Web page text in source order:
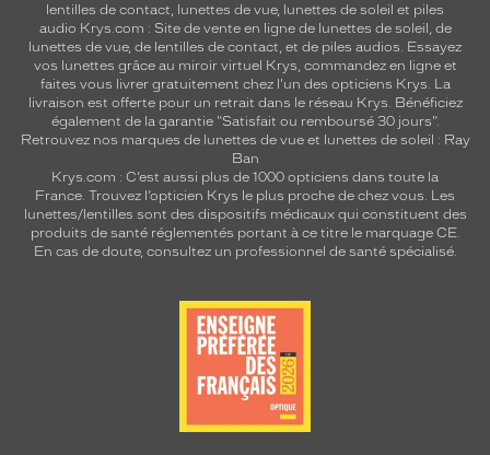
lentilles de contact, lunettes de vue, lunettes de soleil et piles
audio Krys.com : Site de vente en ligne de lunettes de soleil, de
lunettes de vue, de lentilles de contact, et de piles audios. Essayez
vos lunettes grâce au miroir virtuel Krys, commandez en ligne et
faites vous livrer gratuitement chez l'un des opticiens Krys. La
livraison est offerte pour un retrait dans le réseau Krys. Bénéficiez
également de la garantie "Satisfait ou remboursé 30 jours".
Retrouvez nos marques de lunettes de vue et lunettes de soleil : Ray
Ban
Krys.com : C’est aussi plus de 1000 opticiens dans toute la
France. Trouvez l’opticien Krys le plus proche de chez vous. Les
lunettes/lentilles sont des dispositifs médicaux qui constituent des
produits de santé réglementés portant à ce titre le marquage CE.
En cas de doute, consultez un professionnel de santé spécialisé.